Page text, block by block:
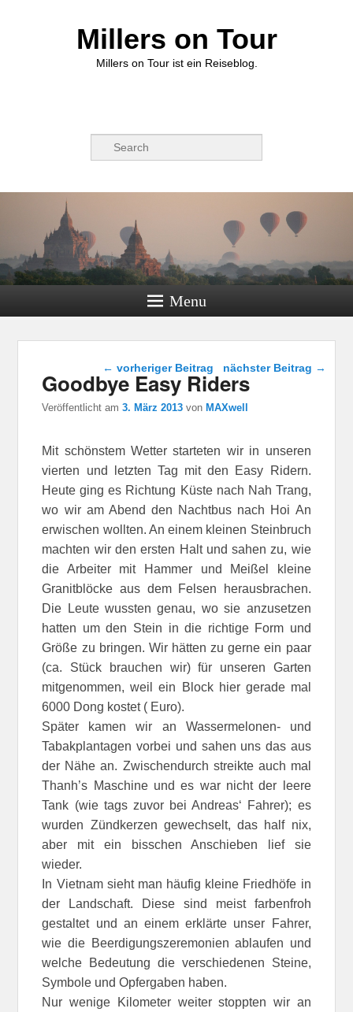
Millers on Tour
Millers on Tour ist ein Reiseblog.
Suche
Menu
Beitragsnavigation
← vorheriger Beitrag nächster Beitrag →
Goodbye Easy Riders
Veröffentlicht am3. März 2013 vonMAXwell
Mit schönstem Wetter starteten wir in unseren
vierten und letzten Tag mit den Easy Ridern.
Heute ging es Richtung Küste nach Nah Trang,
wo wir am Abend den Nachtbus nach Hoi An
erwischen wollten. An einem kleinen Steinbruch
machten wir den ersten Halt und sahen zu, wie
die Arbeiter mit Hammer und Meißel kleine
Granitblöcke aus dem Felsen herausbrachen.
Die Leute wussten genau, wo sie anzusetzen
hatten um den Stein in die richtige Form und
Größe zu bringen. Wir hätten zu gerne ein paar
(ca. Stück brauchen wir) für unseren Garten
mitgenommen, weil ein Block hier gerade mal
6000 Dong kostet ( Euro).
Später kamen wir an Wassermelonen- und
Tabakplantagen vorbei und sahen uns das aus
der Nähe an. Zwischendurch streikte auch mal
Thanh’s Maschine und es war nicht der leere
Tank (wie tags zuvor bei Andreas‘ Fahrer); es
wurden Zündkerzen gewechselt, das half nix,
aber mit ein bisschen Anschieben lief sie
wieder.
In Vietnam sieht man häufig kleine Friedhöfe in
der Landschaft. Diese sind meist farbenfroh
gestaltet und an einem erklärte unser Fahrer,
wie die Beerdigungszeremonien ablaufen und
welche Bedeutung die verschiedenen Steine,
Symbole und Opfergaben haben.
Nur wenige Kilometer weiter stoppten wir an